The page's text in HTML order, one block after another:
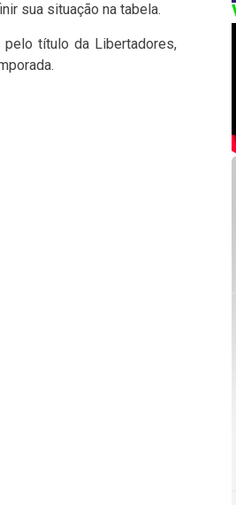
sua situação na tabela.
título da Libertadores,